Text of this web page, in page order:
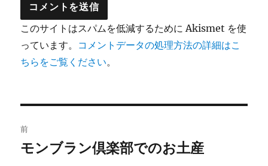
このサイトはスパムを低減するために Akismet を使
っています。 コメントデータの処理方法の詳細はこ
ちらをご覧ください。
稿
前
前
モンブラン倶楽部でのお土産